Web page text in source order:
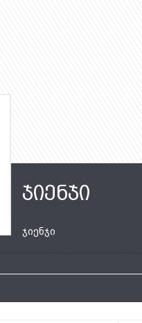
ჯიენჯი
ჯიენჯი